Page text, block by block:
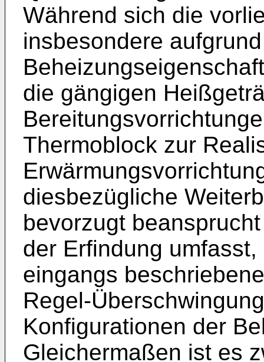
Während sich die
insbesondere
die gängigen
Thermoblock zur
diesbezügliche
bevorzugt
der Erfindung
eingangs
Regel-
Konfigurationen der
Gleichermaßen ist es